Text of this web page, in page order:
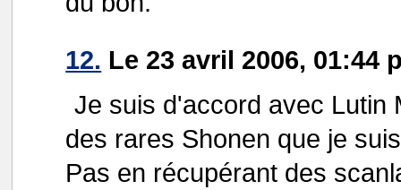
12. Le 23 avril 2006, 01:44
Je suis d'accord avec Lutin
des rares Shonen que je
Pas en récupérant des